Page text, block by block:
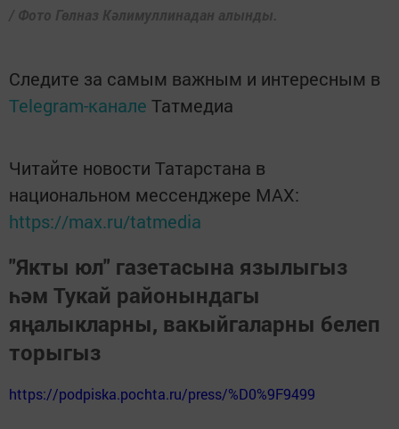
/ Фото Гөлназ Кәлимуллинадан алынды.
Следите за самым важным и интересным в
Telegram-канале Татмедиа
Читайте новости Татарстана в
национальном мессенджере MАХ:
https://max.ru/tatmedia
"Якты юл" газетасына язылыгыз
һәм Тукай районындагы
яңалыкларны, вакыйгаларны белеп
торыгыз
https://podpiska.pochta.ru/press/%D0%9F9499